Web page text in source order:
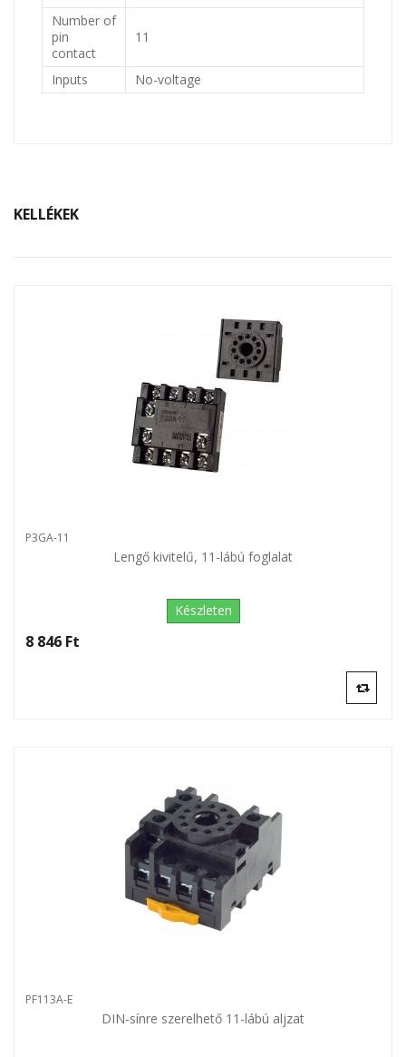
Number of
pin
contact
11
Inputs No-voltage
KELLÉKEK
P3GA-11
Lengő kivitelű, 11-lábú foglalat
Készleten
8 846 Ft‎
PF113A-E
DIN-sínre szerelhető 11-lábú aljzat